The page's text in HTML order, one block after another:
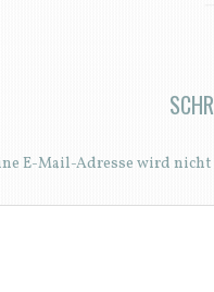
E-Mail-Adresse wird